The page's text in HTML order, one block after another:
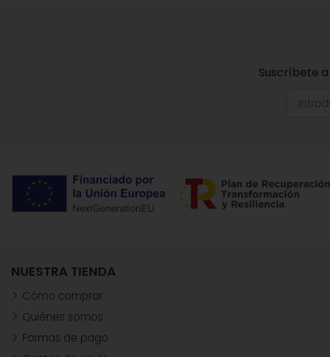
Suscríbete
NUESTRA TIENDA
Cómo comprar
Quiénes somos
Formas de pago